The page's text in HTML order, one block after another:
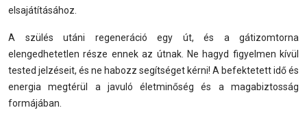
elsajátításához.
A szülés utáni regeneráció egy út, és a gátizomtorna
elengedhetetlen része ennek az útnak. Ne hagyd figyelmen kívül
tested jelzéseit, és ne habozz segítséget kérni! A befektetett idő és
energia megtérül a javuló életminőség és a magabiztosság
formájában.